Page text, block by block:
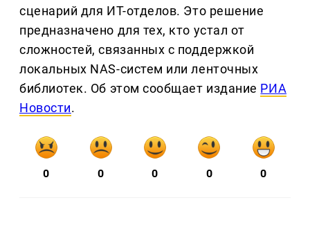
сценарий для ИТ-отделов. Это решение
предназначено для тех, кто устал от
сложностей, связанных с поддержкой
локальных NAS-систем или ленточных
библиотек. Об этом сообщает издание РИА
Новости.
0 0 0 0 0